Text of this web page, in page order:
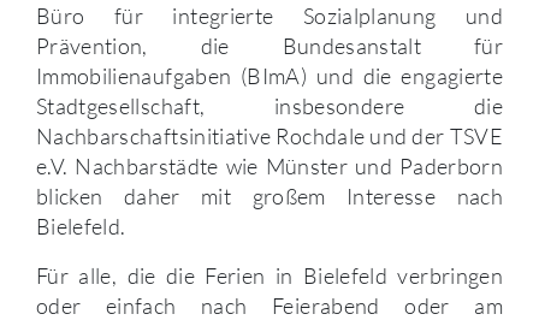
Büro für integrierte Sozialplanung und
Prävention, die Bundesanstalt für
Immobilienaufgaben (BImA) und die engagierte
Stadtgesellschaft, insbesondere die
Nachbarschaftsinitiative Rochdale und der TSVE
e.V. Nachbarstädte wie Münster und Paderborn
blicken daher mit großem Interesse nach
Bielefeld.
Für alle, die die Ferien in Bielefeld verbringen
oder einfach nach Feierabend oder am